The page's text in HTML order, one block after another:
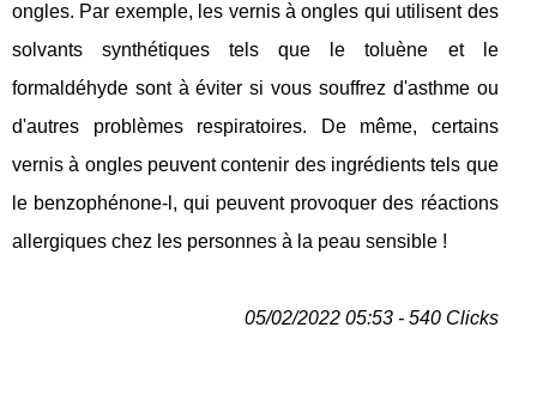
ongles. Par exemple, les vernis à ongles qui utilisent des
solvants synthétiques tels que le toluène et le
formaldéhyde sont à éviter si vous souffrez d'asthme ou
d'autres problèmes respiratoires. De même, certains
vernis à ongles peuvent contenir des ingrédients tels que
le benzophénone-l, qui peuvent provoquer des réactions
allergiques chez les personnes à la peau sensible !
05/02/2022 05:53 - 540 Clicks